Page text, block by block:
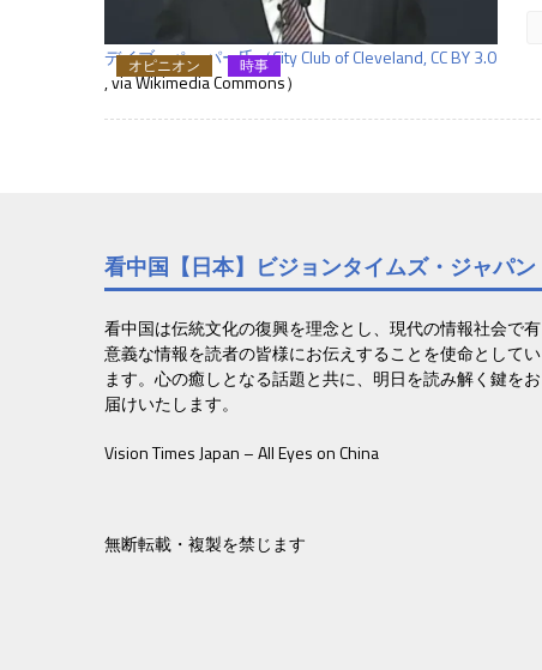
デイブ・ペッパー氏（City Club of Cleveland,CC BY 3.0
, via Wikimedia Commons）
オピニオン 時事
看中国【日本】ビジョンタイムズ・ジャパン
看中国は伝統文化の復興を理念とし、現代の情報社会で有
意義な情報を読者の皆様にお伝えすることを使命としてい
ます。心の癒しとなる話題と共に、明日を読み解く鍵をお
届けいたします。
Vision Times Japan – All Eyes on China
無断転載・複製を禁じます